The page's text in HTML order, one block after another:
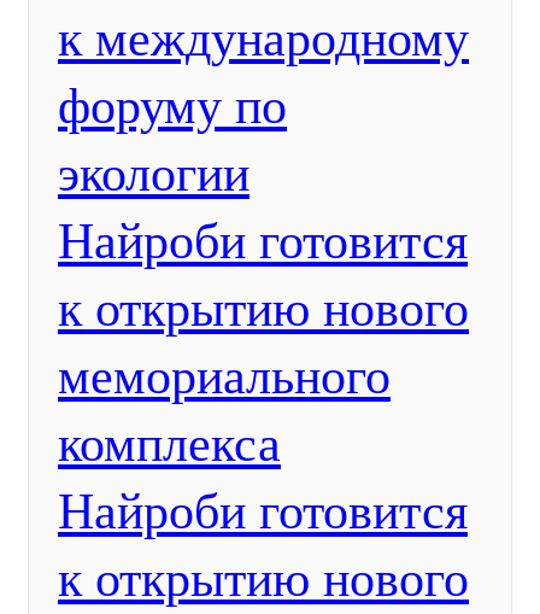
к международному
форуму по
экологии
Найроби готовится
к открытию нового
мемориального
комплекса
Найроби готовится
к открытию нового